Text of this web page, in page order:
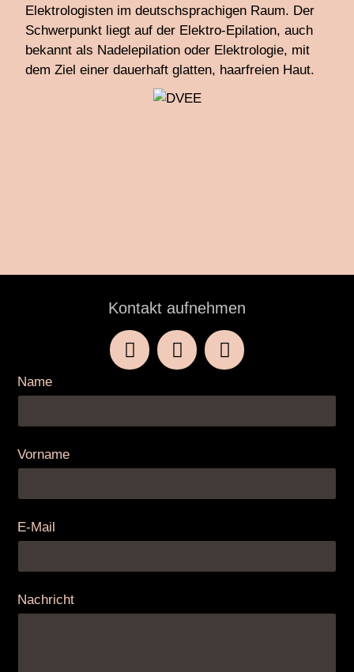
Elektrologisten im deutschsprachigen Raum. Der
Schwerpunkt liegt auf der Elektro-Epilation, auch
bekannt als Nadelepilation oder Elektrologie, mit
dem Ziel einer dauerhaft glatten, haarfreien Haut.
Kontakt aufnehmen
Name
Vorname
E-Mail
Nachricht